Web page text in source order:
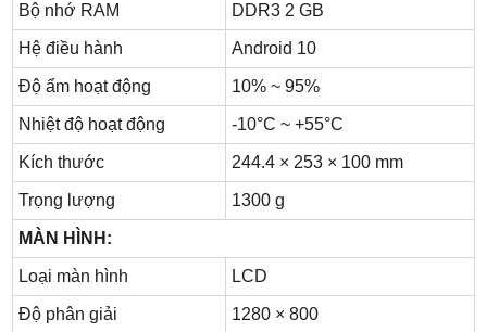
Bộ nhớ RAM DDR3 2 GB
Hệ điều hành Android 10
Độ ẩm hoạt động 10% ~ 95%
Nhiệt độ hoạt động -10°C ~ +55°C
Kích thước 244.4 × 253 × 100 mm
Trọng lượng 1300 g
MÀN HÌNH:
Loại màn hình LCD
Độ phân giải 1280 × 800